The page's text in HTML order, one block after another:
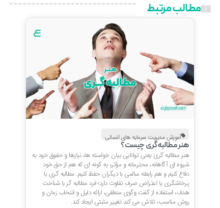
مطالب مرتبط
آموزش مدیریت سرمایه های انسانی
هنر مطالبه گری چیست؟
هنر مطالبه گری یعنی توانایی بیان خواسته ها، نیازها و حقوق خود به
شیوه ای آگاهانه، محترمانه و مؤثر، به گونه ای که هم از حق خود
دفاع کنیم و هم رابطه سالمی با دیگران حفظ کنیم. مطالبه گری با
پرخاشگری یا اعتراض صرف تفاوت دارد؛ فرد مطالبه گر با شناخت
هدف، استفاده از گفت وگوی منطقی، ارائه دلیل و انتخاب زمان و
روش مناسب، تلاش می کند تغییر مثبتی ایجاد کند.